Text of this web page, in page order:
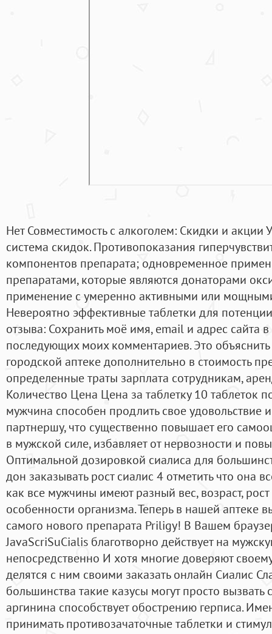
Нет Совместимость с алкоголем: Скидки и акции
система скидок. Противопоказания
компонентов препарата; одновременное
препаратами, которые являются донаторами
применение с умеренно активными или
Невероятно эффективные таблетки для
отзыва: Сохранить моё имя, email и адрес сайта
последующих моих комментариев. Это
городской аптеке дополнительно в стоимость
определенные траты зарплата сотрудникам,
Количество Цена Цена за таблетку 10 таблеток
мужчина способен продлить свое удовольствие
партнершу, что существенно повышает его
в мужской силе, избавляет от нервозности и
Оптимальной дозировкой сиалиса для
дон заказывать рост сиалис 4 отметить что она
как все мужчины имеют разный вес, возраст,
особенности организма. Теперь в нашей аптеке
самого нового препарата Priligy! В Вашем
JavaScriSuCialis благотворно действует на
непосредственно И хотя многие доверяют
делятся с ним своими заказать онлайн Сиалис
большинства такие казусы могут просто вызвать
аргинина способствует обострению герписа.
принимать противозачаточные таблетки и